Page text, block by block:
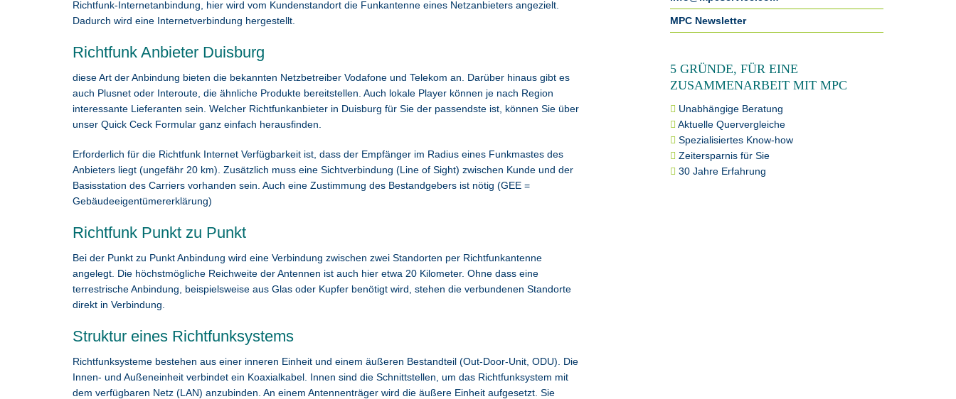
Richtfunk-Internetanbindung, hier wird vom Kundenstandort die Funkantenne eines Netzanbieters angezielt.
Dadurch wird eine Internetverbindung hergestellt.
Richtfunk Anbieter Duisburg
diese Art der Anbindung bieten die bekannten Netzbetreiber Vodafone und Telekom an. Darüber hinaus gibt es
auch Plusnet oder Interoute, die ähnliche Produkte bereitstellen. Auch lokale Player können je nach Region
interessante Lieferanten sein. Welcher Richtfunkanbieter in Duisburg für Sie der passendste ist, können Sie über
unser Quick Ceck Formular ganz einfach herausfinden.
Erforderlich für die Richtfunk Internet Verfügbarkeit ist, dass der Empfänger im Radius eines Funkmastes des
Anbieters liegt (ungefähr 20 km). Zusätzlich muss eine Sichtverbindung (Line of Sight) zwischen Kunde und der
Basisstation des Carriers vorhanden sein. Auch eine Zustimmung des Bestandgebers ist nötig (GEE =
Gebäudeeigentümererklärung)
Richtfunk Punkt zu Punkt
Bei der Punkt zu Punkt Anbindung wird eine Verbindung zwischen zwei Standorten per Richtfunkantenne
angelegt. Die höchstmögliche Reichweite der Antennen ist auch hier etwa 20 Kilometer. Ohne dass eine
terrestrische Anbindung, beispielsweise aus Glas oder Kupfer benötigt wird, stehen die verbundenen Standorte
direkt in Verbindung.
Struktur eines Richtfunksystems
Richtfunksysteme bestehen aus einer inneren Einheit und einem äußeren Bestandteil (Out-Door-Unit, ODU). Die
Innen- und Außeneinheit verbindet ein Koaxialkabel. Innen sind die Schnittstellen, um das Richtfunksystem mit
dem verfügbaren Netz (LAN) anzubinden. An einem Antennenträger wird die äußere Einheit aufgesetzt. Sie
MPC Newsletter
5 GRÜNDE, FÜR EINE
ZUSAMMENARBEIT MIT MPC
Unabhängige Beratung
Aktuelle Quervergleiche
Spezialisiertes Know-how
Zeitersparnis für Sie
30 Jahre Erfahrung